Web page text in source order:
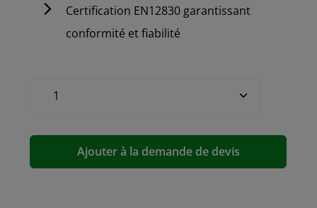
Certification EN12830 garantissant
conformité et fiabilité
Ajouter à la demande de devis